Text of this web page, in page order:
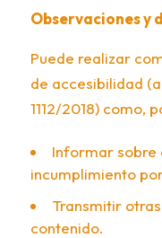
Observaciones y
Puede realizar
de accesibilidad
1112/2018) como,
Informar sobre
incumplimiento
Transmitir
contenido.